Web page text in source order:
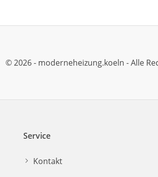
© 2026 - moderneheizung.koeln - Alle
Service
Kontakt